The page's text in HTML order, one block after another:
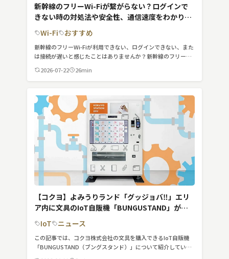
おすすめ
スマホ
検索する
新幹線のフリーWi-Fiが繋がらない？ログインで
きない時の対処法や安全性、通信速度をわかりや
Wi-Fi おすすめ
新幹線のフリーWi-Fiが利用できない、ログインできない、また
は接続が遅いと感じたことはありませんか？新幹線のフリーWi-
フォンやノートパソコンを使ってウェブサーフィンやメールの
チェックなどが可能です。しかし、利用者が多く接続が混雑す
あります。この記事では、新幹線のフリーWi-Fiに関するさまざ
まな疑問や課題に対処する方法について、わかりやすく解説し
ます。
2026-07-22 26min
【コクヨ】よみうりランド「グッジョバ‼」エリ
ア内に文具のIoT自販機「BUNGUSTAND」が登
IoT ニュース
この記事では、コクヨ株式会社の文具を購入できるIoT自販機
「BUNGUSTAND（ブングスタンド）」について紹介していま